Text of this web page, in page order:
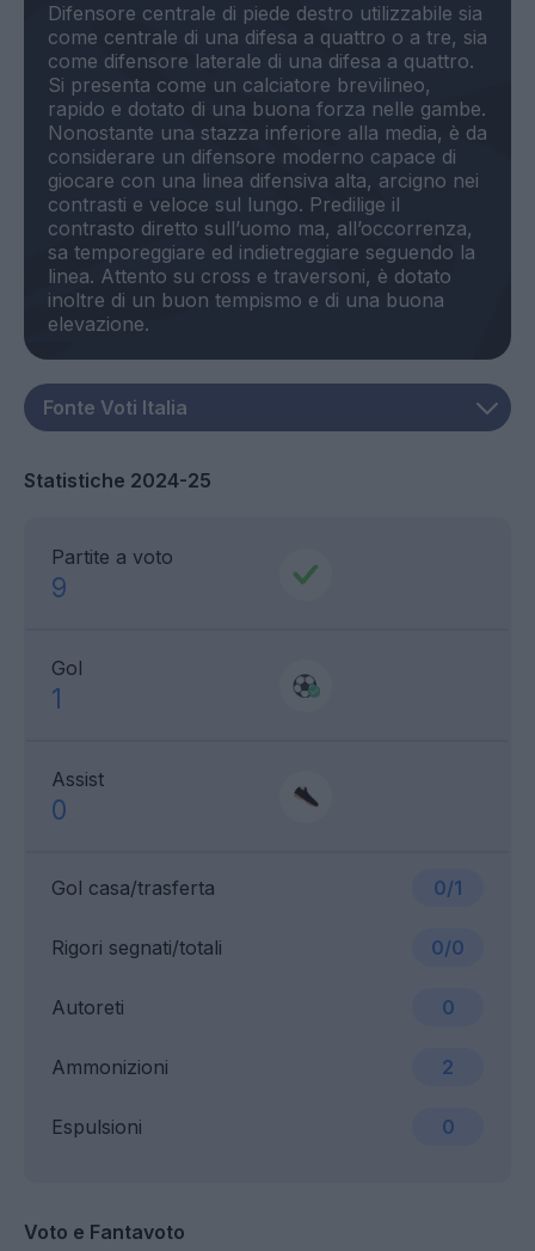
Difensore centrale di piede destro utilizzabile sia
come centrale di una difesa a quattro o a tre, sia
come difensore laterale di una difesa a quattro.
Si presenta come un calciatore brevilineo,
rapido e dotato di una buona forza nelle gambe.
Nonostante una stazza inferiore alla media, è da
considerare un difensore moderno capace di
giocare con una linea difensiva alta, arcigno nei
contrasti e veloce sul lungo. Predilige il
contrasto diretto sull’uomo ma, all’occorrenza,
sa temporeggiare ed indietreggiare seguendo la
linea. Attento su cross e traversoni, è dotato
inoltre di un buon tempismo e di una buona
Statistiche 2024-25
Partite a voto
9
Gol
1
Assist
0
Gol casa/trasferta 0/1
Ammonizioni 2
Rigori segnati/totali 0/0
Espulsioni 0
Autoreti 0
Voto e Fantavoto